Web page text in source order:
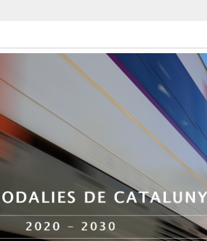
Historia
Galería de Presidentes
Biblioteca Archivo
Sede Social